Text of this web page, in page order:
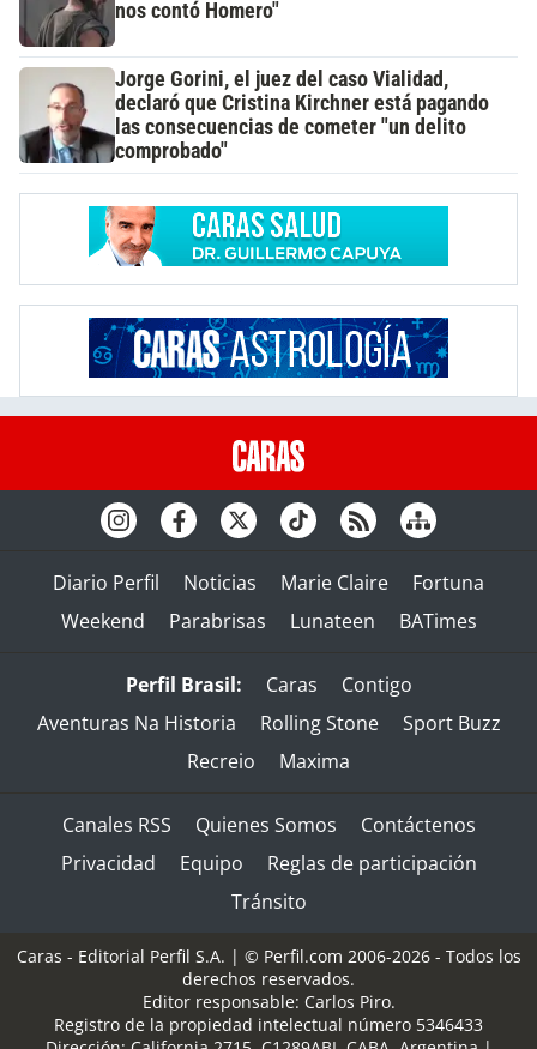
nos contó Homero"
Jorge Gorini, el juez del caso Vialidad,
declaró que Cristina Kirchner está pagando
las consecuencias de cometer "un delito
comprobado"
Diario Perfil Noticias Marie Claire
Fortuna
Weekend
Parabrisas Lunateen BATimes
Perfil Brasil: Caras
Contigo
Aventuras Na Historia
Rolling Stone
Sport Buzz
Recreio
Maxima
Canales RSS Quienes Somos
Contáctenos
Privacidad
Equipo
Reglas de participación
Tránsito
Caras - Editorial Perfil S.A. | © Perfil.com 2006-2026 - Todos los
derechos reservados.
Editor responsable: Carlos Piro.
Registro de la propiedad intelectual número 5346433